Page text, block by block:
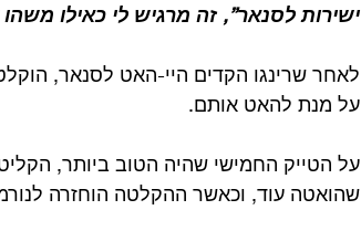
ישירות לסנאר”, זה מרגיש לי כאילו משהו
על מנת להאט אותם.
על הטייק החמישי שהיה הטוב ביותר,
שהואטה עוד, וכאשר ההקלטה הוחזרה